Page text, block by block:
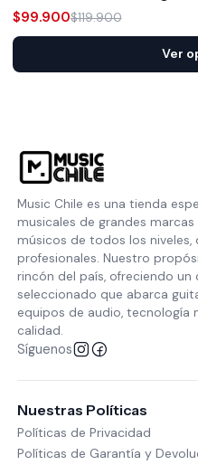
$99.900$119.900
Ver
Music Chile es una tienda
musicales de grandes
músicos de todos los
profesionales. Nuestro
rincón del país, ofreciendo
seleccionado que abarca
equipos de audio, tecnología
calidad.
Síguenos
Nuestras Políticas
Políticas de Privacidad
Políticas de Garantía y